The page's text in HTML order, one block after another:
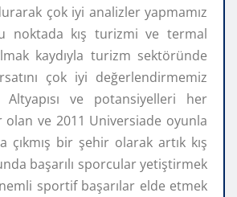
çok iyi analizler yapmamız
noktada kış turizmi ve termal
kaydıyla turizm sektöründe
çok iyi değerlendirmemiz
Altyapısı ve potansiyelleri her
olan ve 2011 Universiade oyunla
çıkmış bir şehir olarak artık kış
başarılı sporcular yetiştirmek
sportif başarılar elde etmek